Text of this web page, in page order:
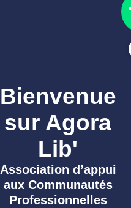
Bienvenue
sur Agora
Lib'
Association d’appui
aux Communautés
Professionnelles